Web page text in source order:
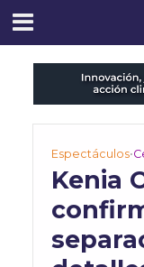
Espectáculos•
Kenia